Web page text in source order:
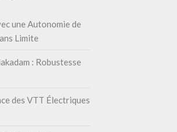
une Autonomie de
Limite
: Robustesse
des VTT Électriques